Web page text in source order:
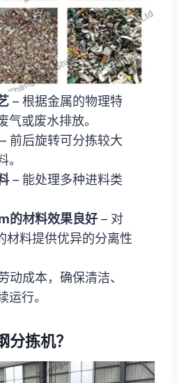
– 根据金属的物理特
气或废水排放。
前后旋转可分拣较大
。
– 能处理多种进料类
的材料效果良好– 对
材料提供优异的分离性
动成本，确保清洁、
运行。
分拣机？